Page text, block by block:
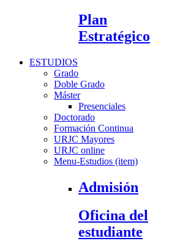
Plan
Estratégico
ESTUDIOS
Grado
Doble Grado
Máster
Presenciales
Doctorado
Formación Continua
URJC Mayores
URJC online
Menu-Estudios (item)
Admisión
Oficina del
estudiante